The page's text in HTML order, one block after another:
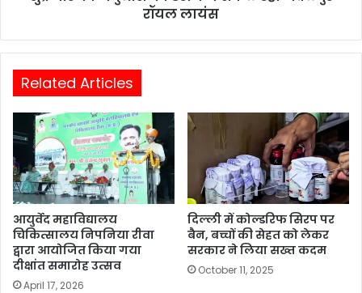
रॉयल लायंस
Related Articles
आयुर्वेद महाविद्यालय
चिकित्सालय निपनिया रीवा
द्वारा आयोजित किया गया
दीक्षांत समारोह उत्सव
April 17, 2026
दिल्ली में कोल्डरिफ सिरप पर
बैन, बच्चों की सेहत को लेकर
सरकार ने लिया सख्त कदम
October 11, 2025